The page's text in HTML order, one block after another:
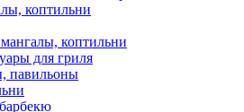
коптильни
коптильни
для гриля
павильоны